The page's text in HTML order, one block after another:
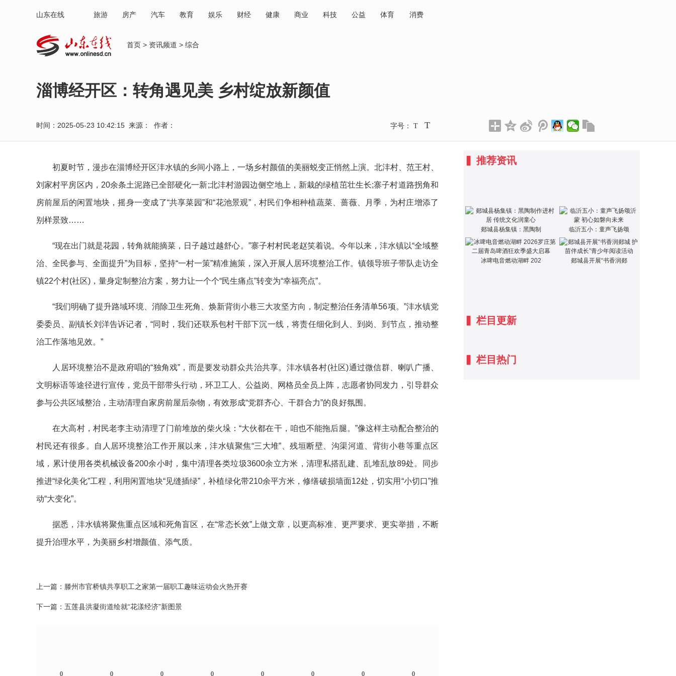
山东在线 旅游 房产 汽车 教育 娱乐 财经 健康 商业 科技 公益 体育 消费
首页 > 资讯频道 > 综合
淄博经开区：转角遇见美 乡村绽放新颜值
时间：2025-05-23 10:42:15 来源： 作者： 字号： T T
初夏时节，漫步在淄博经开区沣水镇的乡间小路上，一场乡村颜值的美丽蜕变正悄然上演。北沣村、范王村、
刘家村平房区内，20余条土泥路已全部硬化一新;北沣村游园边侧空地上，新栽的绿植茁壮生长;寨子村道路拐角和
房前屋后的闲置地块，摇身一变成了“共享菜园”和“花池景观”，村民们争相种植蔬菜、蔷薇、月季，为村庄增添了
别样景致……
“现在出门就是花园，转角就能摘菜，日子越过越舒心。”寨子村村民老赵笑着说。今年以来，沣水镇以“全域整
治、全民参与、全面提升”为目标，坚持“一村一策”精准施策，深入开展人居环境整治工作。镇领导班子带队走访全
镇22个村(社区)，量身定制整治方案，努力让一个个“民生痛点”转变为“幸福亮点”。
“我们明确了提升路域环境、消除卫生死角、焕新背街小巷三大攻坚方向，制定整治任务清单56项。”沣水镇党
委委员、副镇长刘洋告诉记者，“同时，我们还联系包村干部下沉一线，将责任细化到人、到岗、到节点，推动整
治工作落地见效。”
人居环境整治不是政府唱的“独角戏”，而是要发动群众共治共享。沣水镇各村(社区)通过微信群、喇叭广播、
文明标语等途径进行宣传，党员干部带头行动，环卫工人、公益岗、网格员全员上阵，志愿者协同发力，引导群众
参与公共区域整治，主动清理自家房前屋后杂物，有效形成“党群齐心、干群合力”的良好氛围。
在大高村，村民老李主动清理了门前堆放的柴火垛：“大伙都在干，咱也不能拖后腿。”像这样主动配合整治的
村民还有很多。自人居环境整治工作开展以来，沣水镇聚焦“三大堆”、残垣断壁、沟渠河道、背街小巷等重点区
域，累计使用各类机械设备200余小时，集中清理各类垃圾3600余立方米，清理私搭乱建、乱堆乱放89处。同步
推进“绿化美化”工程，利用闲置地块“见缝插绿”，补植绿化带210余平方米，修缮破损墙面12处，切实用“小切口”推
动“大变化”。
据悉，沣水镇将聚焦重点区域和死角盲区，在“常态长效”上做文章，以更高标准、更严要求、更实举措，不断
提升治理水平，为美丽乡村增颜值、添气质。
上一篇： 滕州市官桥镇共享职工之家第一届职工趣味运动会火热开赛
下一篇： 五莲县洪凝街道绘就“花漾经济”新图景
推荐资讯
郯城县杨集镇：黑陶制 临沂五小：童声飞扬颂
冰啤电音燃动湖畔 202 郯城县开展“书香润郯
▍栏目更新
▍栏目热门